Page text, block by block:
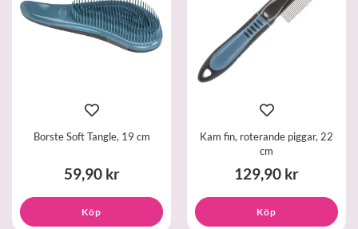
Borste Soft Tangle, 19 cm
59,90 kr
Köp
Kam fin, roterande piggar, 22
cm
129,90 kr
Köp